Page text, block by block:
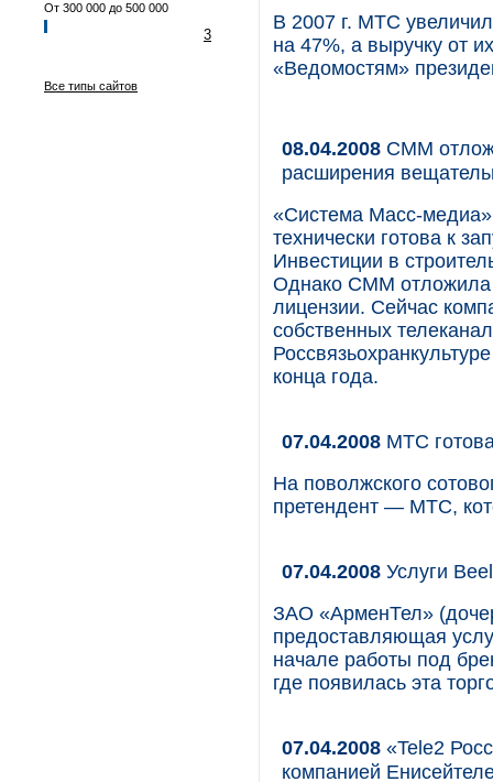
От 300 000 до 500 000
3
Все типы сайтов
В 2007 г. МТС
на 47%, а выручку от
«Ведомостям»
08.04.2008 СММ
расширения
«Система Масс-
технически готова к
Инвестиции в
Однако СММ отложила
лицензии. Сейчас
собственных
конца года.
07.04.2008 МТС
На поволжского
претендент — МТС,
07.04.2008 Услуги
ЗАО «АрменТел»
предоставляющая
начале работы под
где появилась эта
07.04.2008 «Tele2
компанией